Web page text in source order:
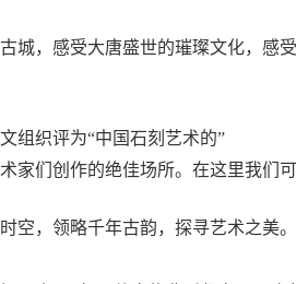
城，感受大唐盛世的璀璨文化，感
组织评为“中国石刻艺术的”
家们创作的绝佳场所。在这里我们
空，领略千年古韵，探寻艺术之美。